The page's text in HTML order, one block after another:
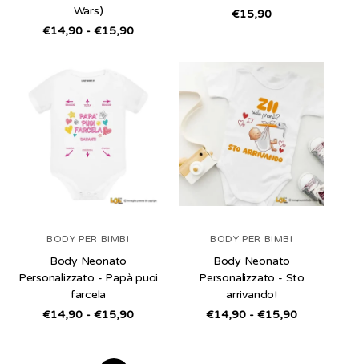
Wars)
€14,90 - €15,90
/
€15,90
/
BODY PER BIMBI
Body Neonato
Personalizzato - Papà puoi
farcela
€14,90 - €15,90
/
BODY PER BIMBI
Body Neonato
Personalizzato - Sto
arrivando!
€14,90 - €15,90
/